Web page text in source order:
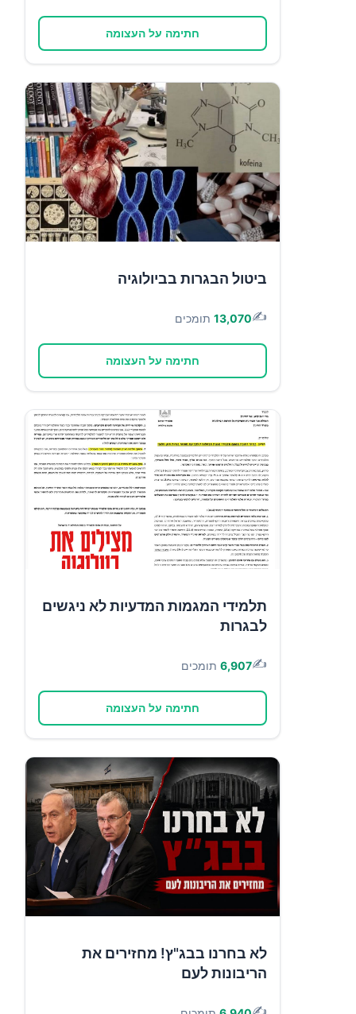
חתימה על העצומה
ביטול הבגרות בביולוגיה
✍️
13,070 תומכים
חתימה על העצומה
תלמידי המגמות המדעיות לא ניגשים
לבגרות
✍️
6,907 תומכים
חתימה על העצומה
לא בחרנו בבג"ץ! מחזירים את
הריבונות לעם